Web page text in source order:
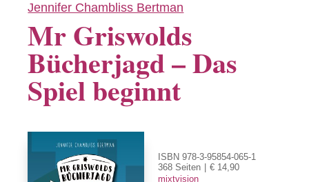
Jennifer Chambliss Bertman
Mr Griswolds
Bücherjagd – Das
Spiel beginnt
ISBN 978-3-95854-065-1
368 Seiten
€ 14,90
mixtvision